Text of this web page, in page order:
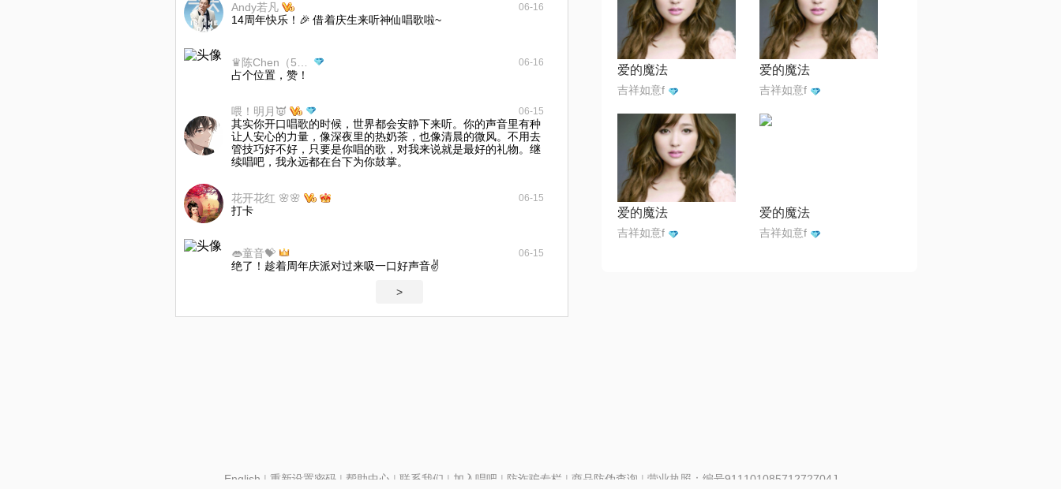
Andy若凡 06-16
14周年快乐！🎉 借着庆生来听神仙唱歌啦~
06-16
占个位置，赞！
喂！明月👿 06-15
其实你开口唱歌的时候，世界都会安静下来听。你的声音里有种
让人安心的力量，像深夜里的热奶茶，也像清晨的微风。不用去
管技巧好不好，只要是你唱的歌，对我来说就是最好的礼物。继
续唱吧，我永远都在台下为你鼓掌。
花开花红 🌸🌸 06-15
打卡
👄童音💝 06-15
绝了！趁着周年庆派对过来吸一口好声音✌️
>
爱的魔法
吉祥如意f
爱的魔法
吉祥如意f
爱的魔法
吉祥如意f
爱的魔法
吉祥如意f
English | 重新设置密码| 帮助中心 | 联系我们 | 加入唱吧 | 防诈骗专栏 | 商品防伪查询 | 营业执照：编号91110108571272704J